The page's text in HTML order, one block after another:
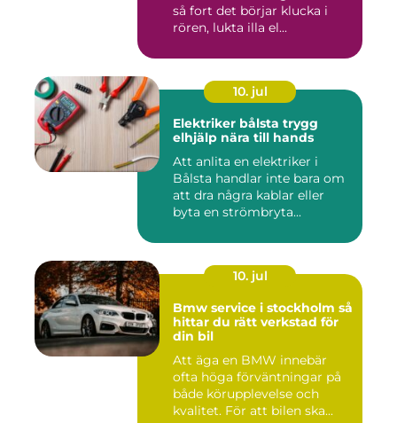
så fort det börjar klucka i
rören, lukta illa el...
10. jul
Elektriker bålsta trygg
elhjälp nära till hands
Att anlita en elektriker i
Bålsta handlar inte bara om
att dra några kablar eller
byta en strömbryta...
10. jul
Bmw service i stockholm så
hittar du rätt verkstad för
din bil
Att äga en BMW innebär
ofta höga förväntningar på
både körupplevelse och
kvalitet. För att bilen ska...